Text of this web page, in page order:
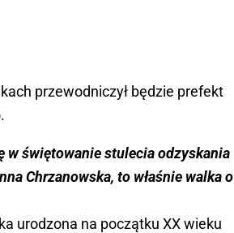
przewodniczył będzie prefekt
w świętowanie stulecia odzyskania
Chrzanowska, to właśnie walka o
urodzona na początku XX wieku